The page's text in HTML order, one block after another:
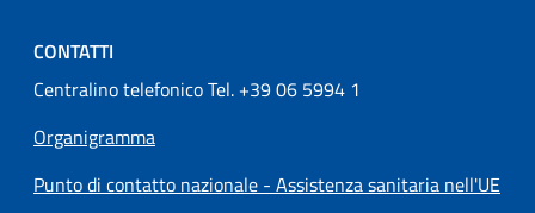
CONTATTI
Centralino telefonico Tel. +39 06 5994 1
Organigramma
Punto di contatto nazionale - Assistenza sanitaria nell'UE